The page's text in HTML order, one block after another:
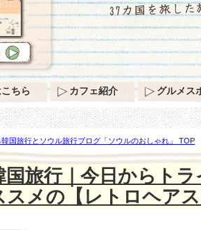
国旅行とソウル旅行ブログ「ソウルのおしゃれ」 TOP
トロヘアスタイル】♪
国旅行｜今日からト
スメの【レトロヘア
ちら カフェ紹介 グルメス